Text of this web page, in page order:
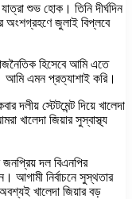
শুভ হোক। তিনি দীর্ঘদিন
অংশগ্রহণে জুলাই বিপ্লবে
হিসেবে আমি এতে
আমি এমন প্রত্যাশাই করি।
দলীয় স্টেটমেন্ট দিয়ে খালেদা
খালেদা জিয়ার সুস্বাস্থ্য
জনপ্রিয় দল বিএনপির
আগামী নির্বাচনে সুস্থতার
খালেদা জিয়ার বড়